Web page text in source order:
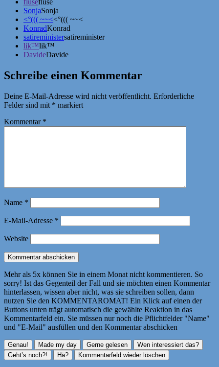
flusefluse
SonjaSonja
<°((( ~~<<°((( ~~<
KonradKonrad
satireministersatireminister
lik™lik™
DavideDavide
Schreibe einen Kommentar
Deine E-Mail-Adresse wird nicht veröffentlicht. Erforderliche
Felder sind mit * markiert
Kommentar *
Name *
E-Mail-Adresse *
Website
Mehr als 5x können Sie in einem Monat nicht kommentieren. So
sorry! Ist das Gegenteil der Fall und sie möchten einen Kommentar
hinterlassen, wissen aber nicht, was sie schreiben sollen, dann
nutzen Sie den KOMMENTAROMAT! Ein Klick auf einen der
Buttons unten trägt automatisch die gewählte Reaktion in das
Kommentarfeld ein. Sie müssen nur noch die Pflichtfelder "Name"
und "E-Mail" ausfüllen und den Kommentar abschicken